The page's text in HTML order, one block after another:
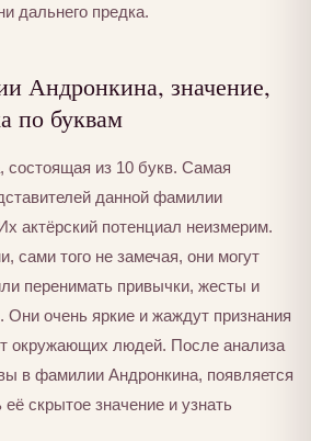
дальнего предка.
Андронкина, значение,
по буквам
состоящая из 10 букв. Самая
данной фамилии
актёрский потенциал неизмерим.
сами того не замечая, они могут
перенимать привычки, жесты и
очень яркие и жаждут признания
окружающих людей. После анализа
в фамилии Андронкина, появляется
скрытое значение и узнать